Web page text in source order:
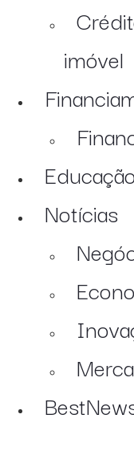
imóvel
Notícias